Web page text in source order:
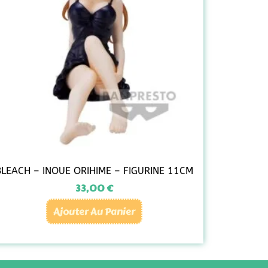
– INOUE ORIHIME – FIGURINE 11CM
33,00€
Ajouter Au Panier